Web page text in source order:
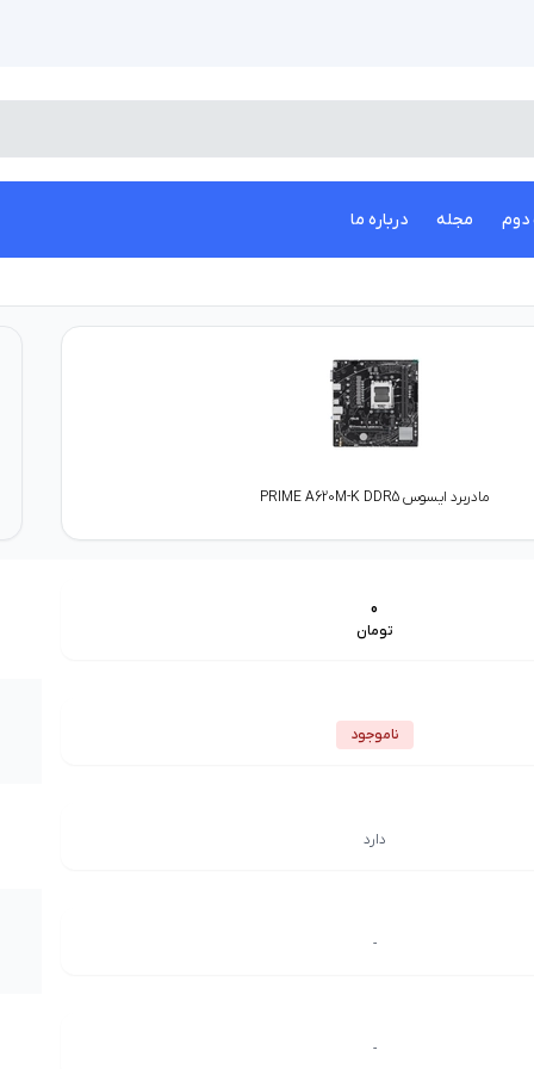
مجله درباره ما
مادربرد ایسوس PRIME A620M-K DDR5
0
تومان
ناموجود
دارد
-
-